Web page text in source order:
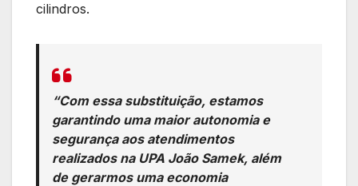
cilindros.
“Com essa substituição, estamos
garantindo uma maior autonomia e
segurança aos atendimentos
realizados na UPA João Samek, além
de gerarmos uma economia